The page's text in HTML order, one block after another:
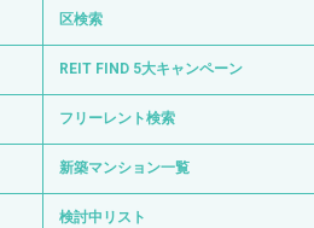
区検索
REIT FIND 5大キャンペーン
フリーレント検索
新築マンション一覧
検討中リスト